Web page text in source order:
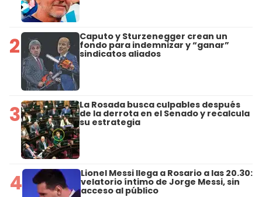
2 Caputo y Sturzenegger crean un
fondo para indemnizar y “ganar”
sindicatos aliados
3 La Rosada busca culpables después
de la derrota en el Senado y recalcula
su estrategia
4 Lionel Messi llega a Rosario a las 20.30:
velatorio íntimo de Jorge Messi, sin
acceso al público